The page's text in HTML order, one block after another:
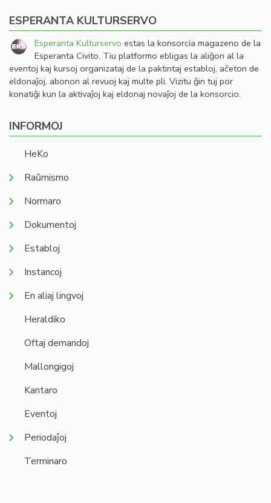
ESPERANTA KULTURSERVO
Esperanta Kulturservo estas la konsorcia magazeno de la
Esperanta Civito. Tiu platformo ebligas la aliĝon al la
eventoj kaj kursoj organizataj de la paktintaj establoj, aĉeton de
eldonaĵoj, abonon al revuoj kaj multe pli. Vizitu ĝin tuj por
konatiĝi kun la aktivaĵoj kaj eldonaj novaĵoj de la konsorcio.
INFORMOJ
HeKo
Raŭmismo
Normaro
Dokumentoj
Establoj
Instancoj
En aliaj lingvoj
Heraldiko
Oftaj demandoj
Mallongigoj
Kantaro
Eventoj
Periodaĵoj
Terminaro